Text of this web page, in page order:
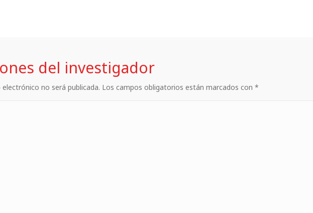
del investigador
electrónico no será publicada. Los campos obligatorios están marcados con *